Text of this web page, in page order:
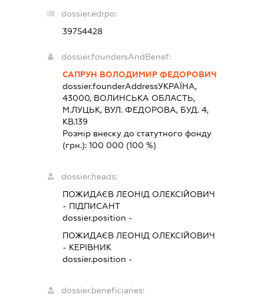
dossier.edrpo:
39754428
dossier.foundersAndBenef:
САПРУН ВОЛОДИМИР ФЕДОРОВИЧ
dossier.founderAddressУКРАЇНА,
43000, ВОЛИНСЬКА ОБЛАСТЬ,
М.ЛУЦЬК, ВУЛ. ФЕДОРОВА, БУД. 4,
КВ.139
Розмір внеску до статутного фонду
(грн.): 100 000 (100 %)
dossier.heads:
ПОЖИДАЄВ ЛЕОНІД ОЛЕКСІЙОВИЧ
- ПІДПИСАНТ
dossier.position -
ПОЖИДАЄВ ЛЕОНІД ОЛЕКСІЙОВИЧ
- КЕРІВНИК
dossier.position -
dossier.beneficiaries: